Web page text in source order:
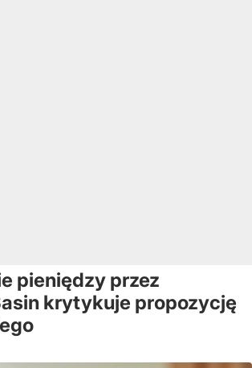
pieniędzy przez
krytykuje propozycję